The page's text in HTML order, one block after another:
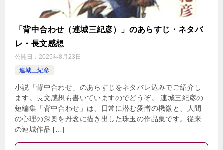
「背中合わせ（連城三紀彦）」のあらすじ・ネタバ
レ・長文感想
公開日： 2025年8月23日
連城三紀彦
小説「背中合わせ」のあらすじをネタバレ込みでご紹介し
ます。長文感想も書いていますのでどうぞ。 連城三紀彦の
短編集「背中合わせ」は、日常に潜む愛憎の機微と、人間
の心理の深奥を丹念に描き出した珠玉の作品集です。従来
の連城作品 […]